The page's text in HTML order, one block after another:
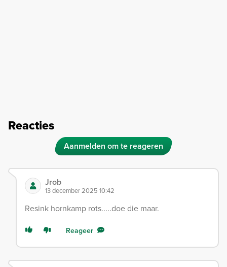
Reacties
Aanmelden om te reageren
Jrob
13 december 2025 10:42
Resink hornkamp rots.....doe die maar.
Reageer